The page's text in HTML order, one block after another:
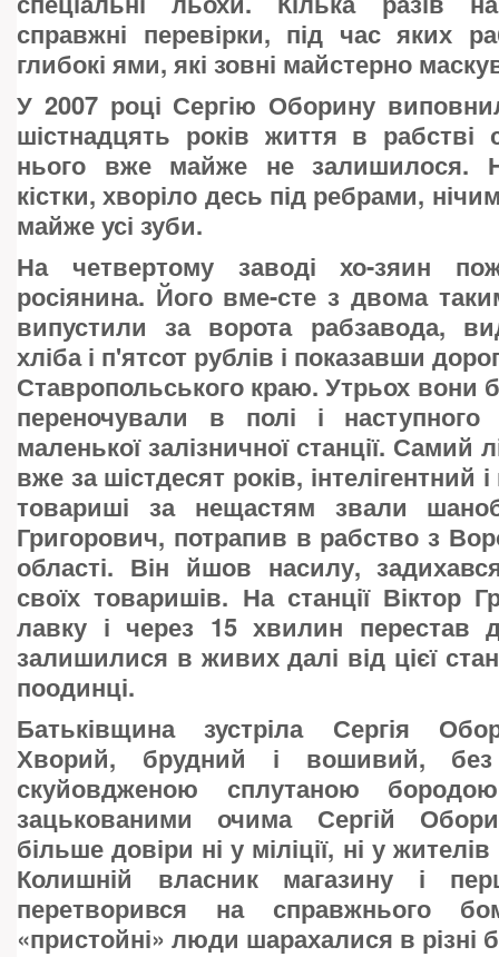
справжні перевірки, під час яких
глибокі ями, які зовні майстерно
У 2007 році Сергію Оборину
шістнадцять років життя в
нього вже майже не залишилося.
кістки, хворіло десь під ребрами,
майже усі зуби.
На четвертому заводі хо-зяин
росіянина. Його вме-сте з двома
випустили за ворота рабзавода,
хліба і п'ятсот рублів і показавши
Ставропольського краю. Утрьох вони
переночували в полі і
маленької залізничної станції. Самий
вже за шістдесят років, інтелігентний
товариші за нещастям звали
Григорович, потрапив в рабство з
області. Він йшов насилу,
своїх товаришів. На станції Віктор
лавку і через 15 хвилин перестав
залишилися в живих далі від цієї
поодинці.
Батьківщина зустріла Сергія
Хворий, брудний і вошивий, без
скуйовдженою сплутаною
зацькованими очима Сергій
більше довіри ні у міліції, ні у
Колишній власник магазину і
перетворився на справжнього
«пристойні» люди шарахалися в різні